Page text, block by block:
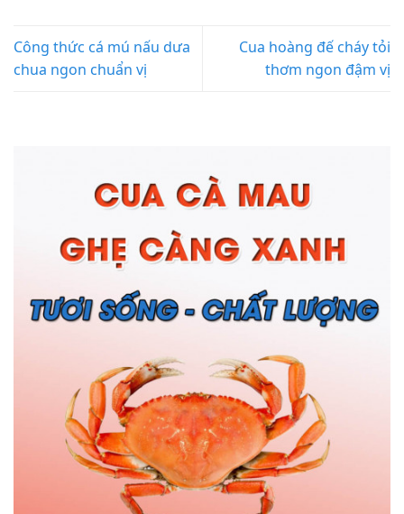
Công thức cá mú nấu dưa
chua ngon chuẩn vị
Cua hoàng đế cháy tỏi
thơm ngon đậm vị